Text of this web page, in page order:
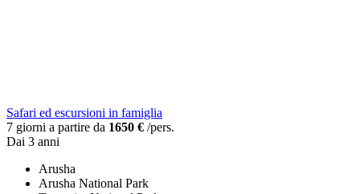
Safari ed escursioni in famiglia
7 giorni a partire da 1650 € /pers.
Dai 3 anni
Arusha
Arusha National Park